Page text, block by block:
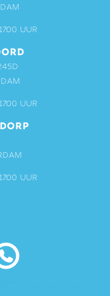
uur
uur
uur